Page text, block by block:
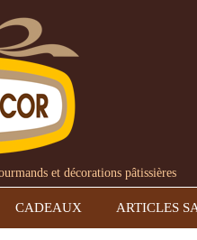
et décorations pâtissières
CADEAUX ARTICLES